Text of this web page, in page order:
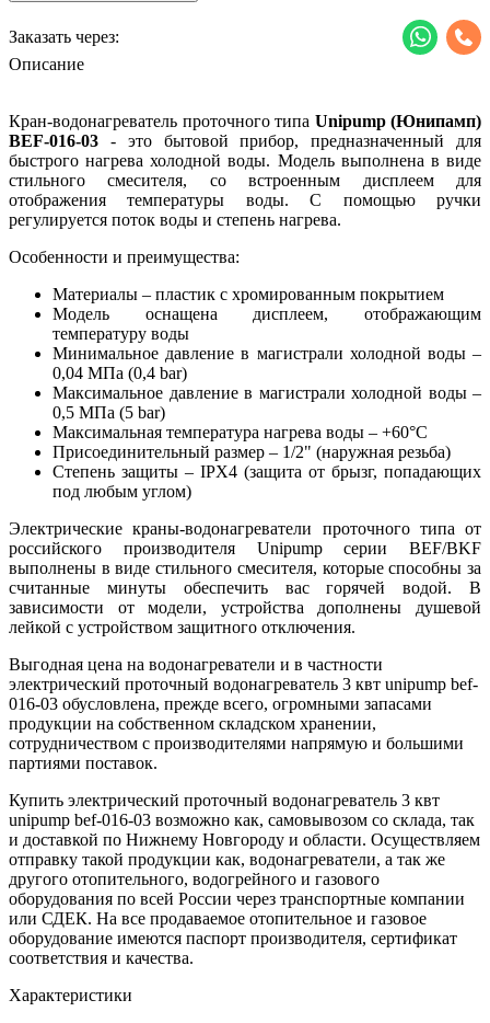
Заказать через:
Описание
Кран-водонагреватель проточного типа Unipump (Юнипамп)
BEF-016-03 - это бытовой прибор, предназначенный для
быстрого нагрева холодной воды. Модель выполнена в виде
стильного смесителя, со встроенным дисплеем для
отображения температуры воды. С помощью ручки
регулируется поток воды и степень нагрева.
Особенности и преимущества:
Материалы – пластик с хромированным покрытием
Модель оснащена дисплеем, отображающим
температуру воды
Минимальное давление в магистрали холодной воды –
0,04 МПа (0,4 bar)
Максимальное давление в магистрали холодной воды –
0,5 МПа (5 bar)
Максимальная температура нагрева воды – +60°С
Присоединительный размер – 1/2" (наружная резьба)
Степень защиты – IPX4 (защита от брызг, попадающих
под любым углом)
Электрические краны-водонагреватели проточного типа от
российского производителя Unipump серии BEF/BKF
выполнены в виде стильного смесителя, которые способны за
считанные минуты обеспечить вас горячей водой. В
зависимости от модели, устройства дополнены душевой
лейкой с устройством защитного отключения.
Выгодная цена на водонагреватели и в частности
электрический проточный водонагреватель 3 квт unipump bef-
016-03 обусловлена, прежде всего, огромными запасами
продукции на собственном складском хранении,
сотрудничеством с производителями напрямую и большими
партиями поставок.
Купить электрический проточный водонагреватель 3 квт
unipump bef-016-03 возможно как, самовывозом со склада, так
и доставкой по Нижнему Новгороду и области. Осуществляем
отправку такой продукции как, водонагреватели, а так же
другого отопительного, водогрейного и газового
оборудования по всей России через транспортные компании
или СДЕК. На все продаваемое отопительное и газовое
оборудование имеются паспорт производителя, сертификат
соответствия и качества.
Характеристики